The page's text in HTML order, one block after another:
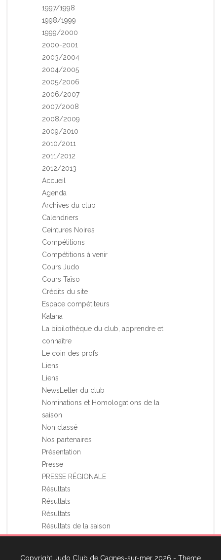
1997/1998
1998/1999
1999/2000
2000-2001
2003/2004
2004/2005
2005/2006
2006/2007
2007/2008
2008/2009
2009/2010
2010/2011
2011/2012
2012/2013
Accueil
Agenda
Archives du club
Calendriers
Ceintures Noires
Compétitions
Compétitions à venir
Cours Judo
Cours Taïso
Crédits du site
Espace compétiteurs
Katana
La bibilothèque du club, apprendre et
connaître
Le coin des profs
Liens
Liens
NewsLetter du club
Nominations et Homologations de la
saison
Non classé
Nos partenaires
Présentation
Presse
PRESSE RÉGIONALE
Résultats
Résultats
Résultats
Résultats de la saison
Stages et Rassemblements
Copyright Judo Club de Cagnes-sur-mer 2026 - Theme